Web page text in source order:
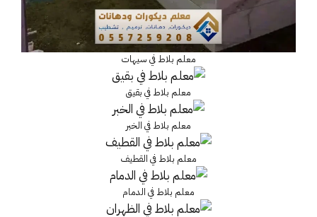
معلم بلاط في سيهات
معلم بلاط في بقيق
معلم بلاط في الخبر
معلم بلاط في القطيف
معلم بلاط في الدمام